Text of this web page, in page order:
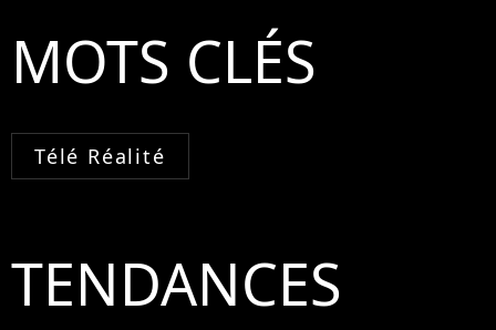
MOTS CLÉS
Télé Réalité
TENDANCES